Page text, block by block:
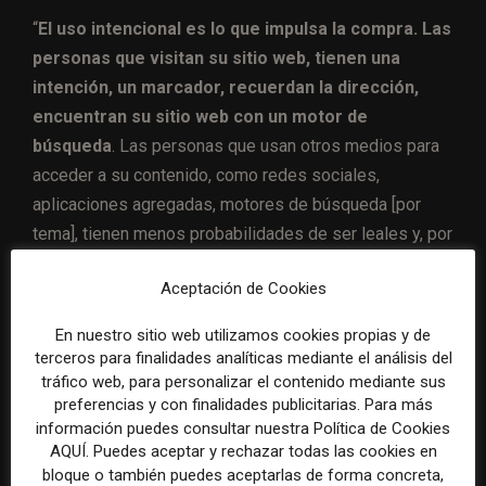
“El uso intencional es lo que impulsa la compra. Las
personas que visitan su sitio web, tienen una
intención, un marcador, recuerdan la dirección,
encuentran su sitio web con un motor de
búsqueda . Las personas que usan otros medios para
acceder a su contenido, como redes sociales,
aplicaciones agregadas, motores de búsqueda [por
tema], tienen menos probabilidades de ser leales y, por
en suscriptores «.
¿Cómo sabemos quién va a
cancelar?
En realidad, es más fácil predecir esto de lo que piensa
Aceptación de Cookies
En nuestro sitio web utilizamos cookies propias y de
terceros para finalidades analíticas mediante el análisis del
tráfico web, para personalizar el contenido mediante sus
preferencias y con finalidades publicitarias. Para más
información puedes consultar nuestra Política de Cookies
AQUÍ. Puedes aceptar y rechazar todas las cookies en
bloque o también puedes aceptarlas de forma concreta,